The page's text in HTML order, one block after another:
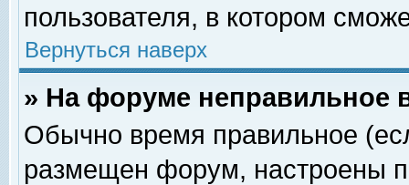
пользователя, в котором
Вернуться наверх
» На форуме неправильное
Обычно время правильное
размещен форум, настроены